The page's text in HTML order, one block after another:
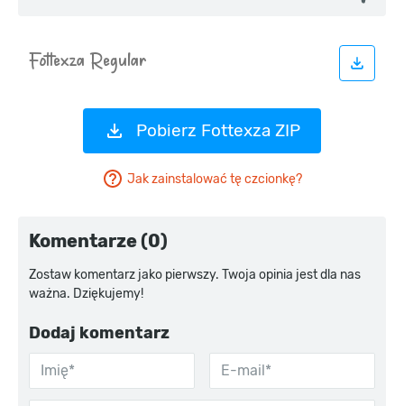
Pobierz Fottexza ZIP
Jak zainstalować tę czcionkę?
Komentarze (0)
Zostaw komentarz jako pierwszy. Twoja opinia jest dla nas
ważna. Dziękujemy!
Dodaj komentarz